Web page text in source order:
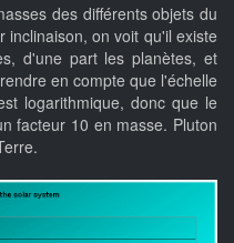
des différents objets du
on voit qu'il existe
d'une part les planètes, et
en compte que l'échelle
logarithmique, donc que le
facteur 10 en masse. Pluton